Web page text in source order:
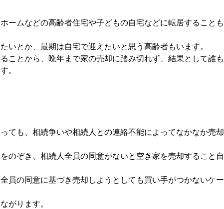
ームなどの高齢者住宅や子どもの自宅などに転居することも
いとか、最期は自宅で迎えたいと思う高齢者もいます。
ことから、晩年まで家の売却に踏み切れず、結果として誰も
。
ても、相続争いや相続人との連絡不能によってなかなか売却
のぞき、相続人全員の同意がないと空き家を売却すること自
員の同意に基づき売却しようとしても買い手がつかないケー
がります。